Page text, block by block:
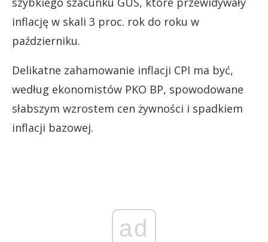
inflację w skali 3 proc. rok do roku w
październiku.
Delikatne zahamowanie inflacji CPI ma być,
według ekonomistów PKO BP, spowodowane
słabszym wzrostem cen żywności i spadkiem
inflacji bazowej.
ad